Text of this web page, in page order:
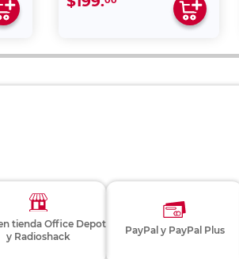
tienda Office Depot
y Radioshack
PayPal y PayPal Plus